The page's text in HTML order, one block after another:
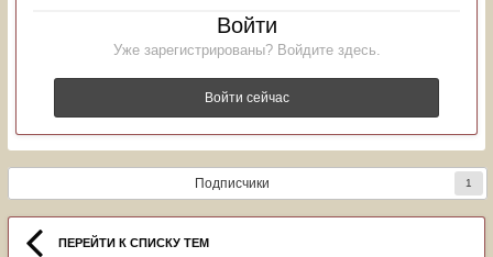
Войти
Уже зарегистрированы? Войдите здесь.
Войти сейчас
Подписчики 1
ПЕРЕЙТИ К СПИСКУ ТЕМ